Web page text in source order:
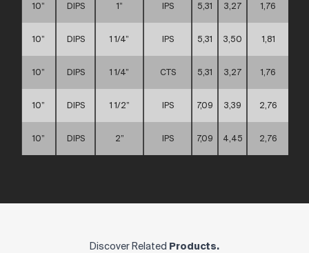
10” DIPS 1” IPS 5,31 3,27 1,76
10” DIPS 1 1/4” IPS 5,31 3,50 1,81
10” DIPS 1 1/4” CTS 5,31 3,27 1,76
10” DIPS 1 1/2” IPS 7,09 3,39 2,76
10” DIPS 2” IPS 7,09 4,45 2,76
Discover Related Products.